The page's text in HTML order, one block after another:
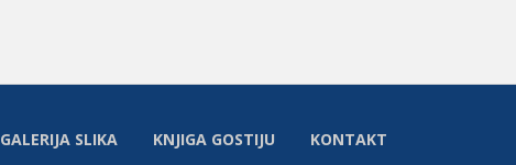
GALERIJA SLIKA KNJIGA GOSTIJU KONTAKT